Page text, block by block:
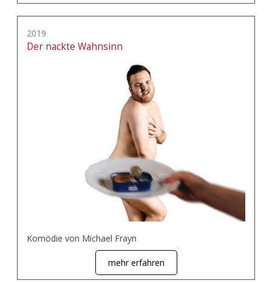
2019
Der nackte Wahnsinn
Komödie von Michael Frayn
mehr erfahren